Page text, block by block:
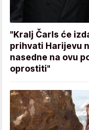
"Kralj Čarls će
prihvati Harijevu
nasedne na ovu
oprostiti"